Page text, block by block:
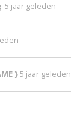
5 jaar geleden
}5 jaar geleden